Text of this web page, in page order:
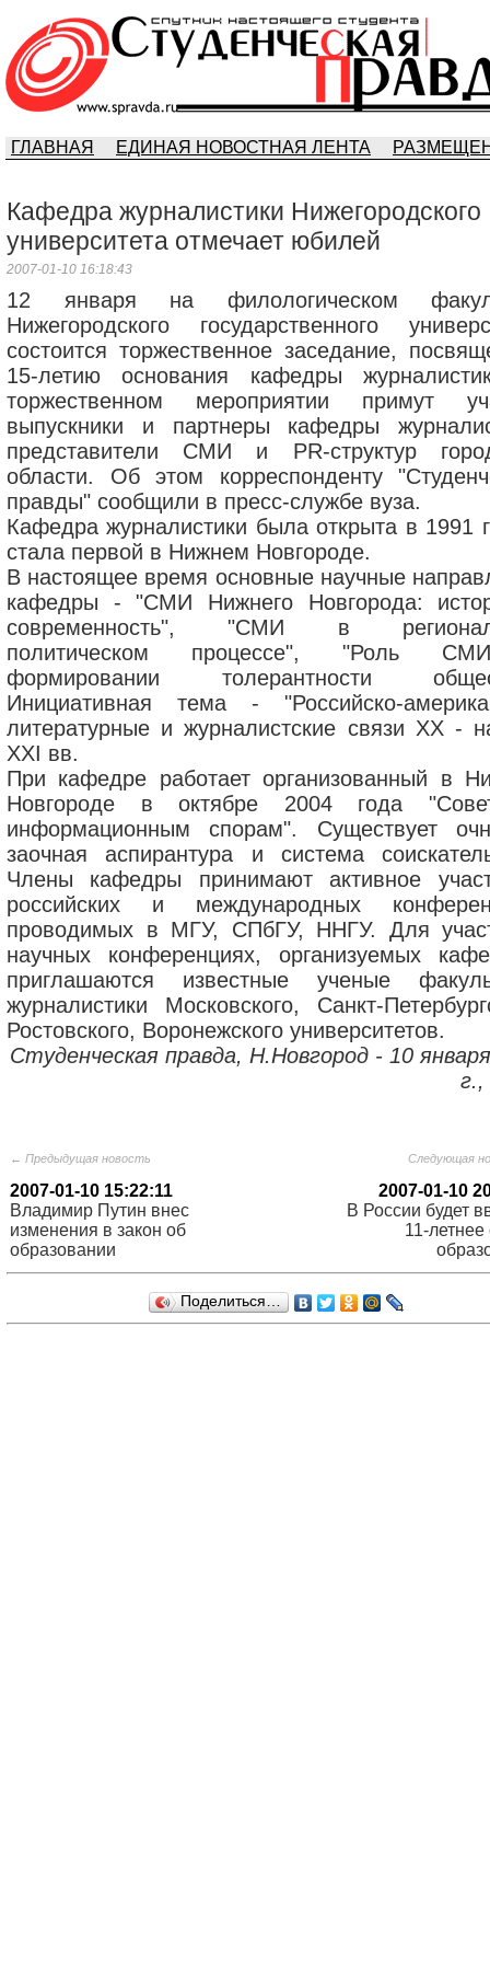
ГЛАВНАЯ ЕДИНАЯ НОВОСТНАЯ ЛЕНТА
Кафедра журналистики Нижегородского
университета отмечает юбилей
2007-01-10 16:18:43
12 января на филологическом
Нижегородского государственного
состоится торжественное заседание,
15-летию основания кафедры
торжественном мероприятии примут
выпускники и партнеры кафедры
представители СМИ и PR-структур
области. Об этом корреспонденту
правды" сообщили в пресс-службе вуза.
Кафедра журналистики была открыта в 1991
стала первой в Нижнем Новгороде.
В настоящее время основные научные
кафедры - "СМИ Нижнего Новгорода:
современность", "СМИ в
политическом процессе", "Роль
формировании толерантности
Инициативная тема - "Российско-
литературные и журналистские связи XX -
XXI вв.
При кафедре работает организованный в
Новгороде в октябре 2004 года
информационным спорам". Существует
заочная аспирантура и система
Члены кафедры принимают активное
российских и международных
проводимых в МГУ, СПбГУ, ННГУ. Для
научных конференциях, организуемых
приглашаются известные ученые
журналистики Московского, Санкт-
Ростовского, Воронежского университетов.
Студенческая правда, Н.Новгород - 10
г.,
← Предыдущая новость
2007-01-10 15:22:11
Владимир Путин внес
изменения в закон об
образовании
Следующая
2007-01-10
В России будет
11-
Поделиться…